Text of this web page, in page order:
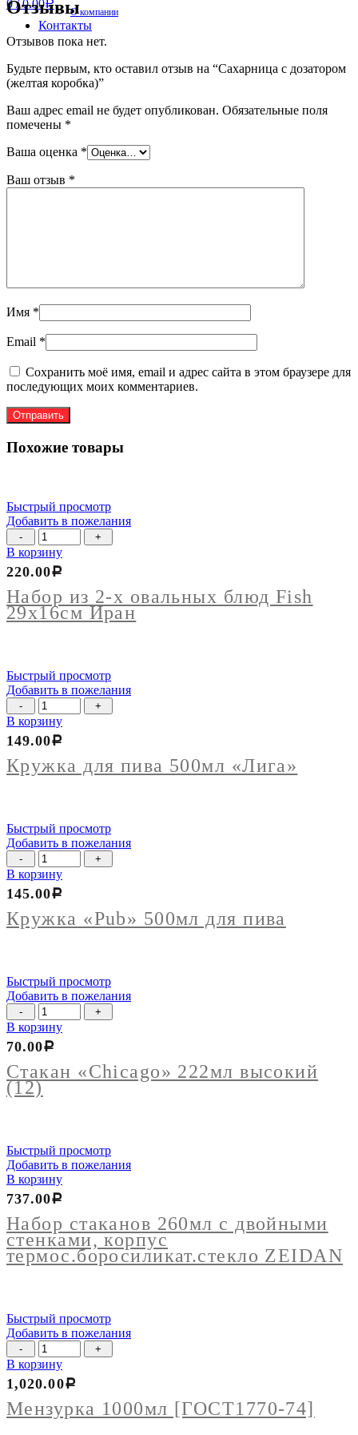
0/ 0.00Р
О компании
Контакты
Отзывы
Отзывов пока нет.
Будьте первым, кто оставил отзыв на “Сахарница с дозатором
(желтая коробка)”
Ваш адрес email не будет опубликован. Обязательные поля
помечены *
Ваша оценка *
Ваш отзыв *
Имя *
Email *
Сохранить моё имя, email и адрес сайта в этом браузере для
последующих моих комментариев.
Похожие товары
Быстрый просмотр
Добавить в пожелания
Количество
товара
Набор
из
2-
х
овальных
Иран
В корзину
Набор из 2-х овальных блюд Fish
29х16см Иран
220.00Р
Быстрый просмотр
Добавить в пожелания
Количество
товара
Кружка
для
пива
500мл
В корзину
Кружка для пива 500мл «Лига»
149.00Р
Быстрый просмотр
Добавить в пожелания
Количество
товара
Кружка
"Pub"
500мл
для
В корзину
Кружка «Pub» 500мл для пива
145.00Р
Быстрый просмотр
Добавить в пожелания
Количество
товара
Стакан
"Chicago"
222мл
высокий
(12)
В корзину
Стакан «Chicago» 222мл высокий
(12)
70.00Р
Быстрый просмотр
Добавить в пожелания
В корзину
Набор стаканов 260мл с двойными
стенками, корпус
термос.боросиликат.стекло ZEIDAN
737.00Р
Быстрый просмотр
Добавить в пожелания
Количество
товара
Мензурка
1000мл
[ГОСТ1770-
74]
В корзину
Мензурка 1000мл [ГОСТ1770-74]
1,020.00Р